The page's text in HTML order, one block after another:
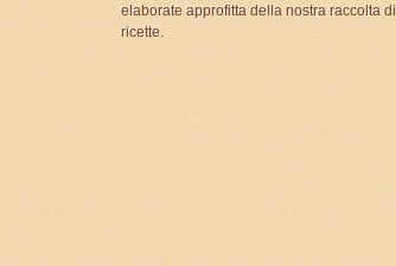
elaborate approfitta della nostra raccolta di
ricette.